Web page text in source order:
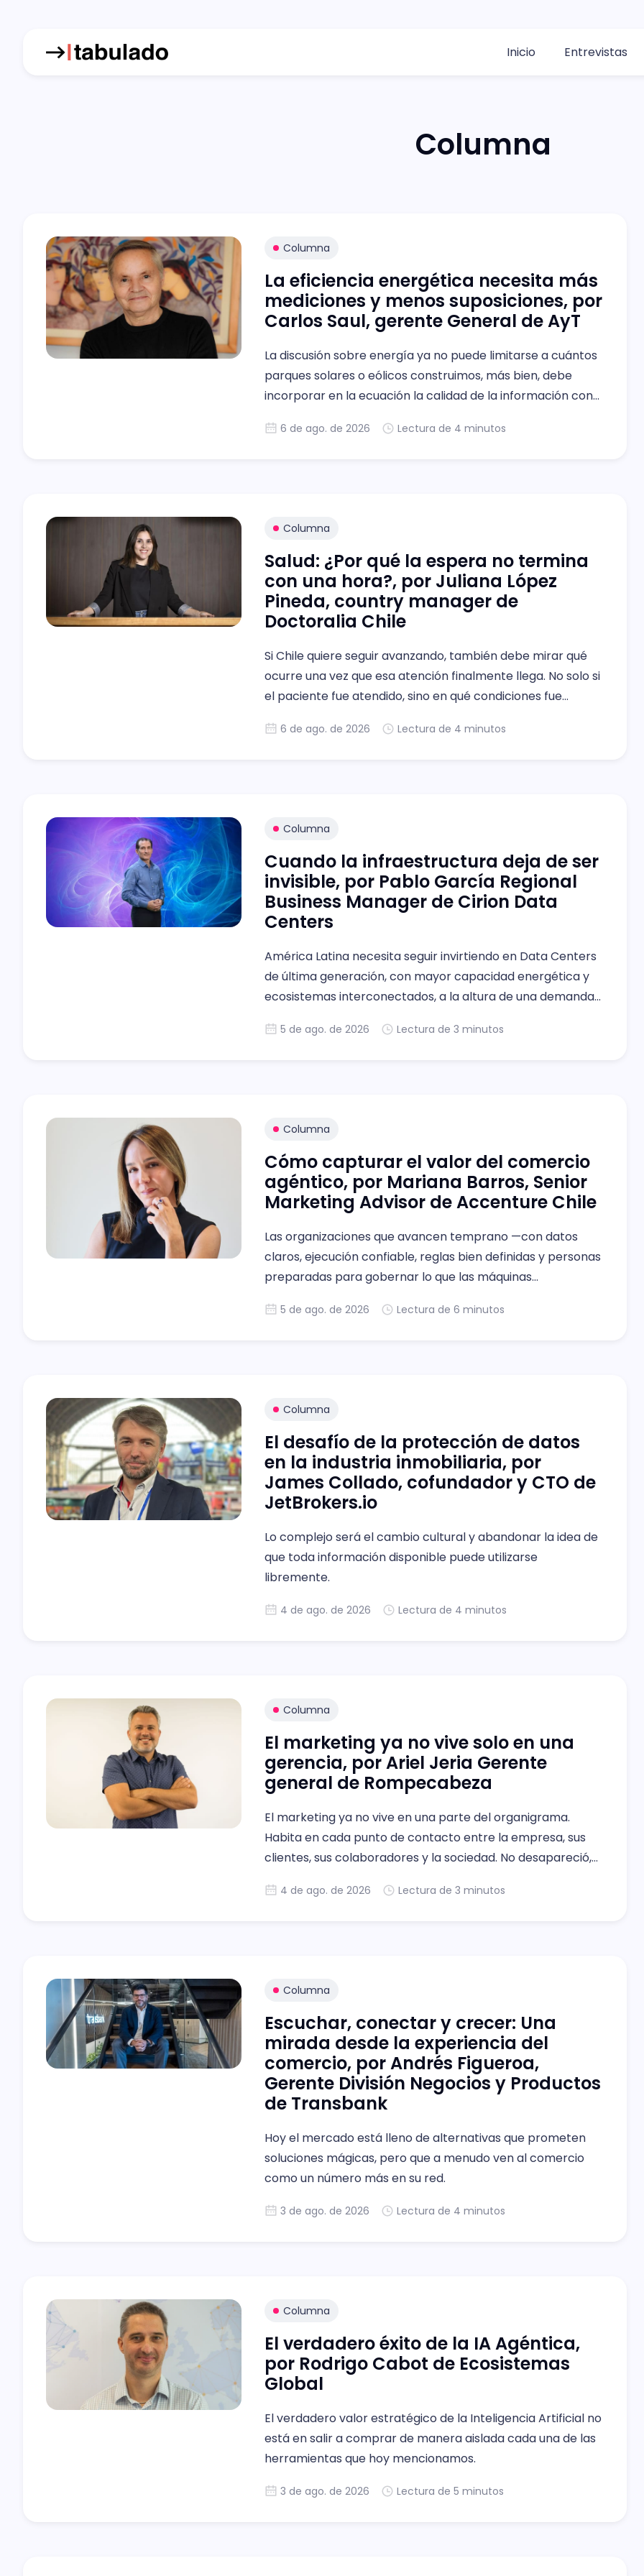
Inicio Entrevistas
Columna
Columna
La eficiencia energética necesita más
mediciones y menos suposiciones, por
Carlos Saul, gerente General de AyT
La discusión sobre energía ya no puede limitarse a cuántos
parques solares o eólicos construimos, más bien, debe
incorporar en la ecuación la calidad de la información con
6 de ago. de 2026 Lectura de 4 minutos
Columna
Salud: ¿Por qué la espera no termina
con una hora?, por Juliana López
Pineda, country manager de
Doctoralia Chile
Si Chile quiere seguir avanzando, también debe mirar qué
ocurre una vez que esa atención finalmente llega. No solo si
el paciente fue atendido, sino en qué condiciones fue
6 de ago. de 2026 Lectura de 4 minutos
Columna
Cuando la infraestructura deja de ser
invisible, por Pablo García Regional
Business Manager de Cirion Data
Centers
América Latina necesita seguir invirtiendo en Data Centers
de última generación, con mayor capacidad energética y
ecosistemas interconectados, a la altura de una demanda
5 de ago. de 2026 Lectura de 3 minutos
Columna
Cómo capturar el valor del comercio
agéntico, por Mariana Barros, Senior
Marketing Advisor de Accenture Chile
Las organizaciones que avancen temprano —con datos
claros, ejecución confiable, reglas bien definidas y personas
preparadas para gobernar lo que las máquinas
que ganarán una ventaja que se refuerza en cada
5 de ago. de 2026 Lectura de 6 minutos
Columna
El desafío de la protección de datos
en la industria inmobiliaria, por
James Collado, cofundador y CTO de
JetBrokers.io
Lo complejo será el cambio cultural y abandonar la idea de
que toda información disponible puede utilizarse
libremente.
4 de ago. de 2026 Lectura de 4 minutos
Columna
El marketing ya no vive solo en una
gerencia, por Ariel Jeria Gerente
general de Rompecabeza
El marketing ya no vive en una parte del organigrama.
Habita en cada punto de contacto entre la empresa, sus
clientes, sus colaboradores y la sociedad. No desapareció,
una sola gerencia.
4 de ago. de 2026 Lectura de 3 minutos
Columna
Escuchar, conectar y crecer: Una
mirada desde la experiencia del
comercio, por Andrés Figueroa,
Gerente División Negocios y Productos
de Transbank
Hoy el mercado está lleno de alternativas que prometen
soluciones mágicas, pero que a menudo ven al comercio
como un número más en su red.
3 de ago. de 2026 Lectura de 4 minutos
Columna
El verdadero éxito de la IA Agéntica,
por Rodrigo Cabot de Ecosistemas
Global
El verdadero valor estratégico de la Inteligencia Artificial no
está en salir a comprar de manera aislada cada una de las
herramientas que hoy mencionamos.
3 de ago. de 2026 Lectura de 5 minutos